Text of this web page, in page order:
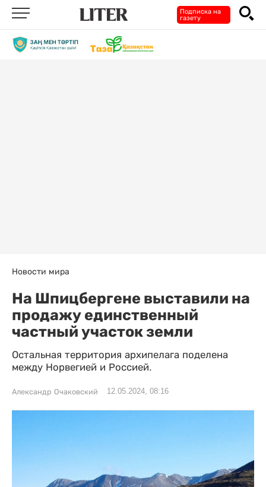
Подписка на
газету
Новости мира
На Шпицбергене выставили на
продажу единственный
частный участок земли
Остальная территория архипелага поделена
между Норвегией и Россией.
Александр Очаковский 12.05.2024, 08:16